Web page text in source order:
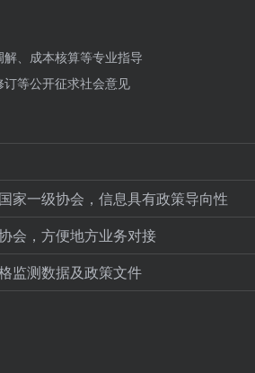
解、成本核算等专业指导
订等公开征求社会意见
家一级协会，信息具有政策导向性
会，方便地方业务对接
监测数据及政策文件